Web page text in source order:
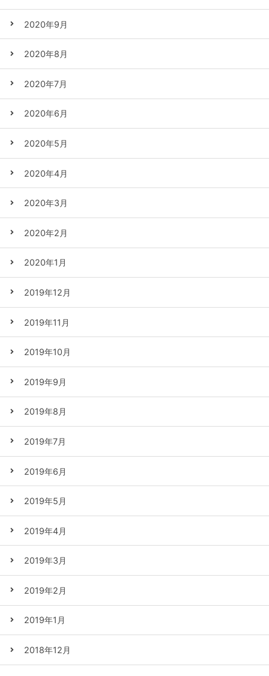
2020年9月
2020年8月
2020年7月
2020年6月
2020年5月
2020年4月
2020年3月
2020年2月
2020年1月
2019年12月
2019年11月
2019年10月
2019年9月
2019年8月
2019年7月
2019年6月
2019年5月
2019年4月
2019年3月
2019年2月
2019年1月
2018年12月